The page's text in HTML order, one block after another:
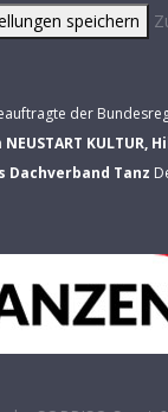
speichern
der
NEUSTART KULTUR,
Dachverband Tanz